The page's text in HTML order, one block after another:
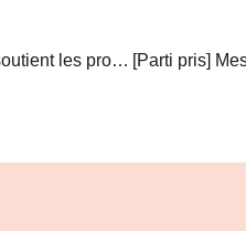
[Initiative] Violences sexuelles : le Criavs soutient les professionnel·les